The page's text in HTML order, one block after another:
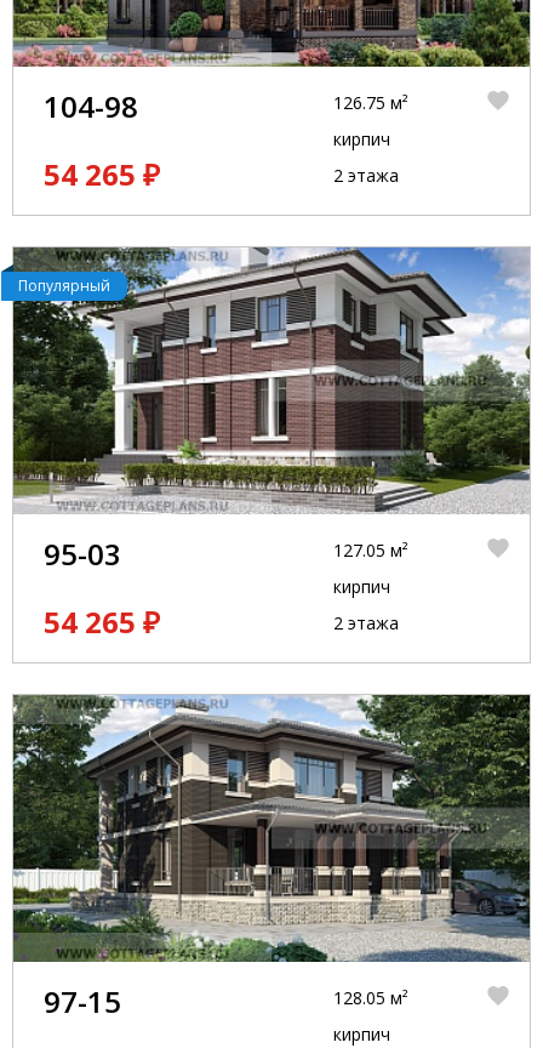
104-98
54 265 ₽
126.75 м²
кирпич
2 этажа
Популярный
95-03
54 265 ₽
127.05 м²
кирпич
2 этажа
97-15
128.05 м²
кирпич